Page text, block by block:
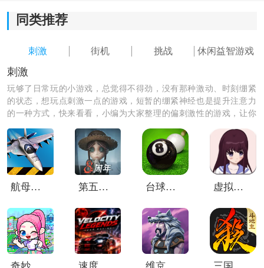
*障碍物种类繁多，需要精湛的技巧和灵活的反应能力来
跳跃和躲避，增加了游戏的挑战性。
*乐园冒险氛围十分浓厚，身临其境地感受到探险的刺激
和乐趣。
*当玩家成功完成一项挑战时，会有一种满足感和自豪感
油然而生。
同类推荐
刺激 街机 挑战 休闲益智游戏
刺激
玩够了日常玩的小游戏，总觉得不得劲，没有那种激动、时刻绷紧
的状态，想玩点刺激一点的游戏，短暂的绷紧神经也是提升注意力
的一种方式，快来看看，小编为大家整理的偏刺激性的游戏，让你
航母降落hd安卓版 第五人格vivo渠道服 台球世界华为版 虚拟女友AIKA中文版